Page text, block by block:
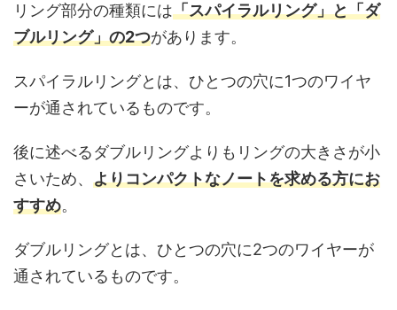
リング部分の種類には「スパイラルリング」と「ダ
ブルリング」の2つがあります。
スパイラルリングとは、ひとつの穴に1つのワイヤ
ーが通されているものです。
後に述べるダブルリングよりもリングの大きさが小
さいため、 よりコンパクトなノートを求める方にお
すすめ。
ダブルリングとは、ひとつの穴に2つのワイヤーが
通されているものです。